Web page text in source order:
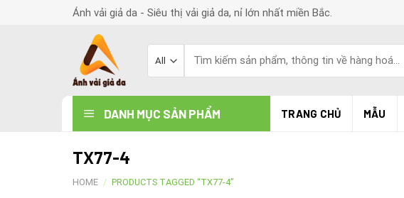
Ánh vải giả da - Siêu thị vải giả da, nỉ lớn nhất miền Bắc.
for:
DANH MỤC SẢN PHẨM TRANG CHỦ MẪU
TX77-4
HOME / PRODUCTS TAGGED “TX77-4”